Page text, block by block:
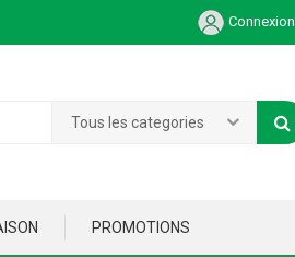
Connexion
Tous les categories
PROMOTIONS